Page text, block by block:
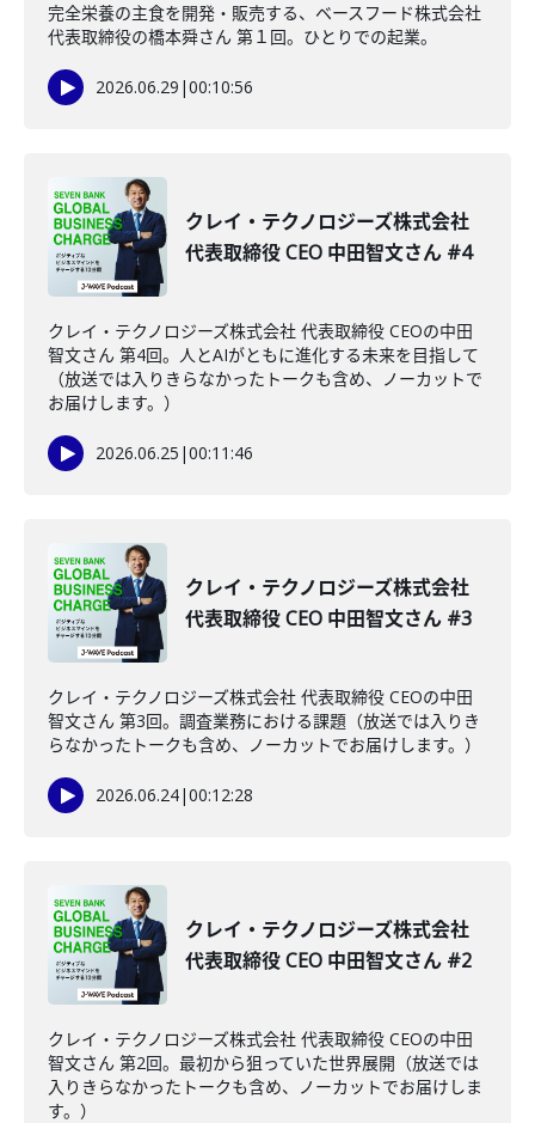
完全栄養の主食を開発・販売する、ベースフード株式会社
代表取締役の橋本舜さん 第１回。ひとりでの起業。
2026.06.29 |00:10:56
クレイ・テクノロジーズ株式会社
代表取締役 CEO 中田智文さん #4
クレイ・テクノロジーズ株式会社 代表取締役 CEOの中田
智文さん 第4回。人とAIがともに進化する未来を目指して
（放送では入りきらなかったトークも含め、ノーカットで
お届けします。）
2026.06.25 |00:11:46
クレイ・テクノロジーズ株式会社
代表取締役 CEO 中田智文さん #3
クレイ・テクノロジーズ株式会社 代表取締役 CEOの中田
智文さん 第3回。調査業務における課題（放送では入りき
らなかったトークも含め、ノーカットでお届けします。）
2026.06.24|00:12:28
クレイ・テクノロジーズ株式会社
代表取締役 CEO 中田智文さん #2
クレイ・テクノロジーズ株式会社 代表取締役 CEOの中田
智文さん 第2回。最初から狙っていた世界展開（放送では
入りきらなかったトークも含め、ノーカットでお届けしま
す。）